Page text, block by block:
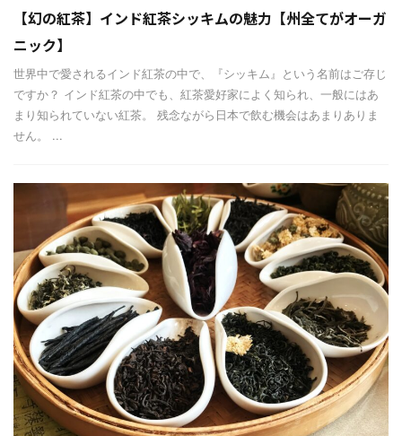
【幻の紅茶】インド紅茶シッキムの魅力【州全てがオーガ
ニック】
世界中で愛されるインド紅茶の中で、『シッキム』という名前はご存じ
ですか？ インド紅茶の中でも、紅茶愛好家によく知られ、一般にはあ
まり知られていない紅茶。 残念ながら日本で飲む機会はあまりありま
せん。 ...